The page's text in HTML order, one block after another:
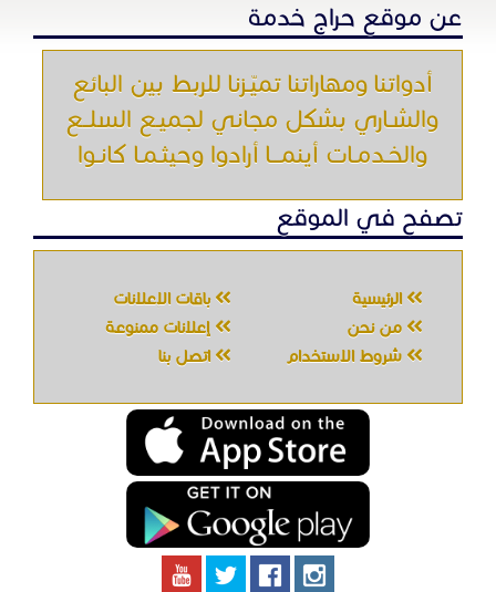
عن موقع حراج خدمة
أدواتنا ومهاراتنا تميّـزنا للربط بين البائع
والشـاري بشكل مجاني لجميـع السلــع
والخـدمـات أينمـــا أرادوا وحيثـمـا كانـوا
تصفح في الموقع
الرئيسية
باقات الإعلانات
من نحن
إعلانات ممنوعة
شروط الاستخدام
اتصل بنا